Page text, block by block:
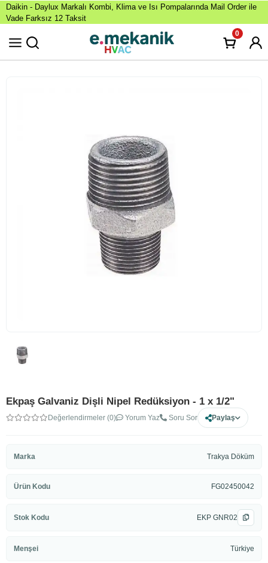
Daikin - Daylux Markalı Kombi, Klima ve Isı Pompalarında Mail Order ile
Vade Farksız 12 Taksit
0
Ekpaş Galvaniz Dişli Nipel Redüksiyon - 1 x 1/2"
Değerlendirmeler (0) Yorum Yaz Soru Sor Paylaş
Marka Trakya Döküm
Ürün Kodu FG02450042
Stok Kodu EKP GNR02
Menşei Türkiye